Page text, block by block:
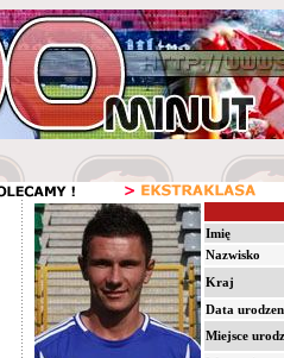
Imię
Nazwisko
Kraj
Data
Miejsce